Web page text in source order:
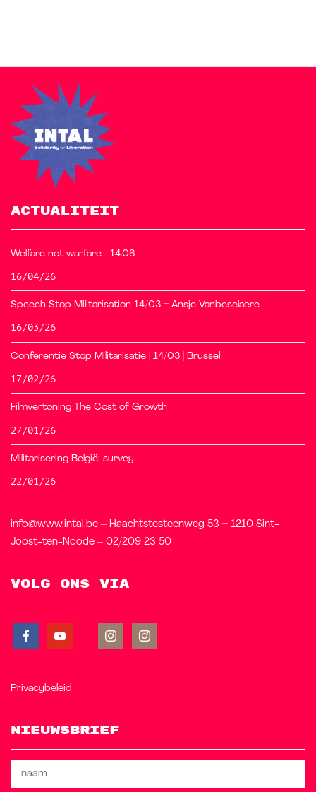
ACTUALITEIT
Welfare not warfare– 14.06
16/04/26
Speech Stop Militarisation 14/03 – Ansje Vanbeselaere
16/03/26
Conferentie Stop Militarisatie | 14/03 | Brussel
17/02/26
Filmvertoning The Cost of Growth
27/01/26
Militarisering België: survey
22/01/26
info@www.intal.be – Haachtstesteenweg 53 – 1210 Sint-
Joost-ten-Noode – 02/209 23 50
Volg ons via
Privacybeleid
Nieuwsbrief